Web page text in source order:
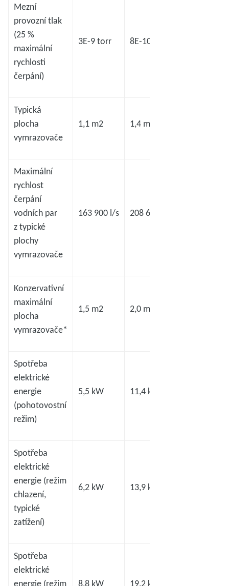
Mezní
provozní tlak
(25 %
maximální
rychlosti
čerpání)
3E-9 torr 8E-10 torr
Typická
plocha
vymrazovače
1,1 m2 1,4 m2
Maximální
rychlost
čerpání
vodních par
z typické
plochy
vymrazovače
163 900 l/s 208 600 l/s
Konzervativní
maximální
plocha
vymrazovače*
1,5 m2 2,0 m2
Spotřeba
elektrické
energie
(pohotovostní
režim)
5,5 kW 11,4 kW
Spotřeba
elektrické
energie (režim
chlazení,
typické
zatížení)
6,2 kW 13,9 kW
Spotřeba
elektrické
energie (režim
8,8 kW 19,2 kW